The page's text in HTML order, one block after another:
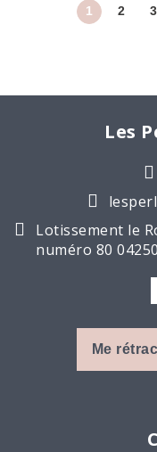
1 2 3
Les
Lotissement le
numéro 80
Me